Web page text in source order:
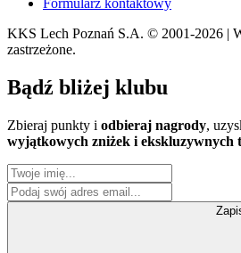
Formularz kontaktowy
KKS Lech Poznań S.A. © 2001-2026 |
zastrzeżone.
Bądź bliżej klubu
Zbieraj punkty i odbieraj nagrody,
wyjątkowych zniżek i ekskluzywnych